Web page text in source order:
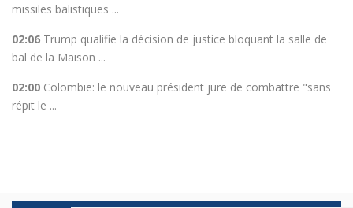
missiles balistiques ...
02:06 Trump qualifie la décision de justice bloquant la salle de
bal de la Maison ...
02:00 Colombie: le nouveau président jure de combattre "sans
répit le ...